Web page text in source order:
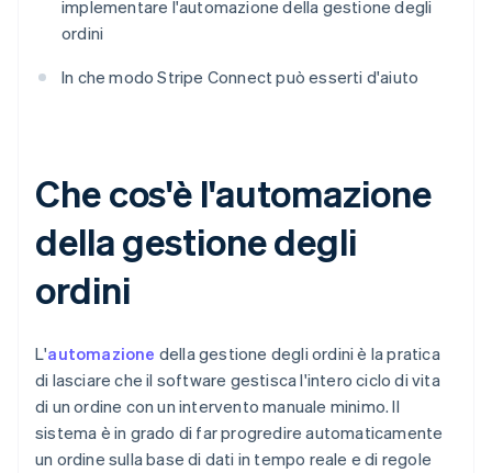
implementare l'automazione della gestione degli
ordini
In che modo Stripe Connect può esserti d'aiuto
Che cos'è l'automazione
della gestione degli
ordini
L'automazione della gestione degli ordini è la pratica
di lasciare che il software gestisca l'intero ciclo di vita
di un ordine con un intervento manuale minimo. Il
sistema è in grado di far progredire automaticamente
un ordine sulla base di dati in tempo reale e di regole